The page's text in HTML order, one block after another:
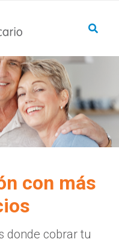
con más
donde cobrar tu